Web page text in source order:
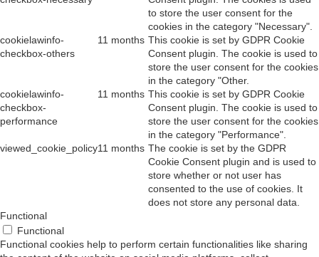
to store the user consent for the
cookies in the category "Necessary".
cookielawinfo-
checkbox-others
11 months This cookie is set by GDPR Cookie
Consent plugin. The cookie is used to
store the user consent for the cookies
in the category "Other.
cookielawinfo-
checkbox-
performance
11 months This cookie is set by GDPR Cookie
Consent plugin. The cookie is used to
store the user consent for the cookies
in the category "Performance".
viewed_cookie_policy11 months The cookie is set by the GDPR
Cookie Consent plugin and is used to
store whether or not user has
consented to the use of cookies. It
does not store any personal data.
Functional
Functional
Functional cookies help to perform certain functionalities like sharing